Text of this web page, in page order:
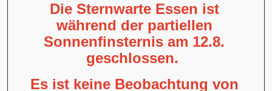
Die Sternwarte Essen ist
während der partiellen
Sonnenfinsternis am 12.8.
geschlossen.
Es ist keine Beobachtung von